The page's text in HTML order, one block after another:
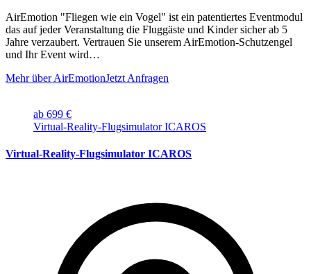
AirEmotion "Fliegen wie ein Vogel" ist ein patentiertes Eventmodul
das auf jeder Veranstaltung die Fluggäste und Kinder sicher ab 5
Jahre verzaubert. Vertrauen Sie unserem AirEmotion-Schutzengel
und Ihr Event wird…
Mehr über AirEmotionJetzt Anfragen
ab 699 €
Virtual-Reality-Flugsimulator ICAROS
Virtual-Reality-Flugsimulator ICAROS